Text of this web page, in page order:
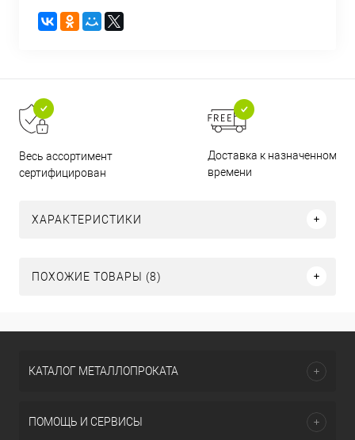
Весь ассортимент
сертифицирован
Доставка к назначенному
времени
ХАРАКТЕРИСТИКИ
ПОХОЖИЕ ТОВАРЫ (8)
КАТАЛОГ МЕТАЛЛОПРОКАТА
ПОМОЩЬ И СЕРВИСЫ